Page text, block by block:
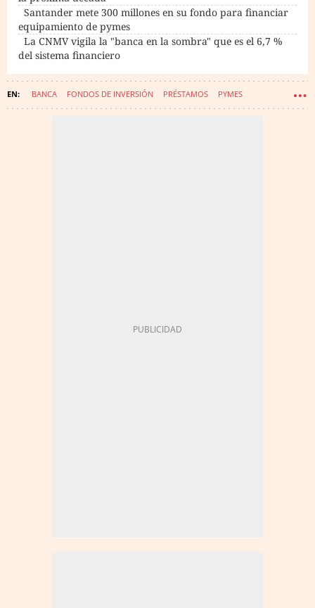
Santander mete 300 millones en su fondo para financiar
equipamiento de pymes
La CNMV vigila la "banca en la sombra" que es el 6,7 %
del sistema financiero
BANCA FONDOS DE INVERSIÓN PRÉSTAMOS PYMES